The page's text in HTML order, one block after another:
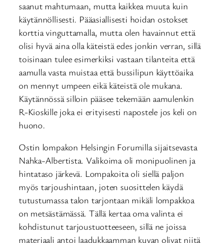
saanut mahtumaan, mutta kaikkea muuta kuin
käytännöllisesti. Pääasiallisesti hoidan ostokset
korttia vinguttamalla, mutta olen havainnut että
olisi hyvä aina olla käteistä edes jonkin verran, sillä
toisinaan tulee esimerkiksi vastaan tilanteita että
aamulla vasta muistaa että bussilipun käyttöaika
on mennyt umpeen eikä käteistä ole mukana.
Käytännössä silloin pääsee tekemään aamulenkin
R-Kioskille joka ei erityisesti napostele jos keli on
huono.
Ostin lompakon Helsingin Forumilla sijaitsevasta
Nahka-Albertista. Valikoima oli monipuolinen ja
hintataso järkevä. Lompakoita oli siellä paljon
myös tarjoushintaan, joten suosittelen käydä
tutustumassa talon tarjontaan mikäli lompakkoa
on metsästämässä. Tällä kertaa oma valinta ei
kohdistunut tarjoustuotteeseen, sillä ne joissa
materiaali antoi laadukkaamman kuvan olivat niitä